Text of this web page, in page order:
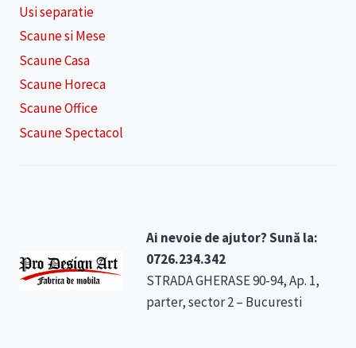
Usi separatie
Scaune si Mese
Scaune Casa
Scaune Horeca
Scaune Office
Scaune Spectacol
Ai nevoie de ajutor? Sună la:
0726.234.342
STRADA GHERASE 90-94, Ap. 1,
parter, sector 2 – Bucuresti